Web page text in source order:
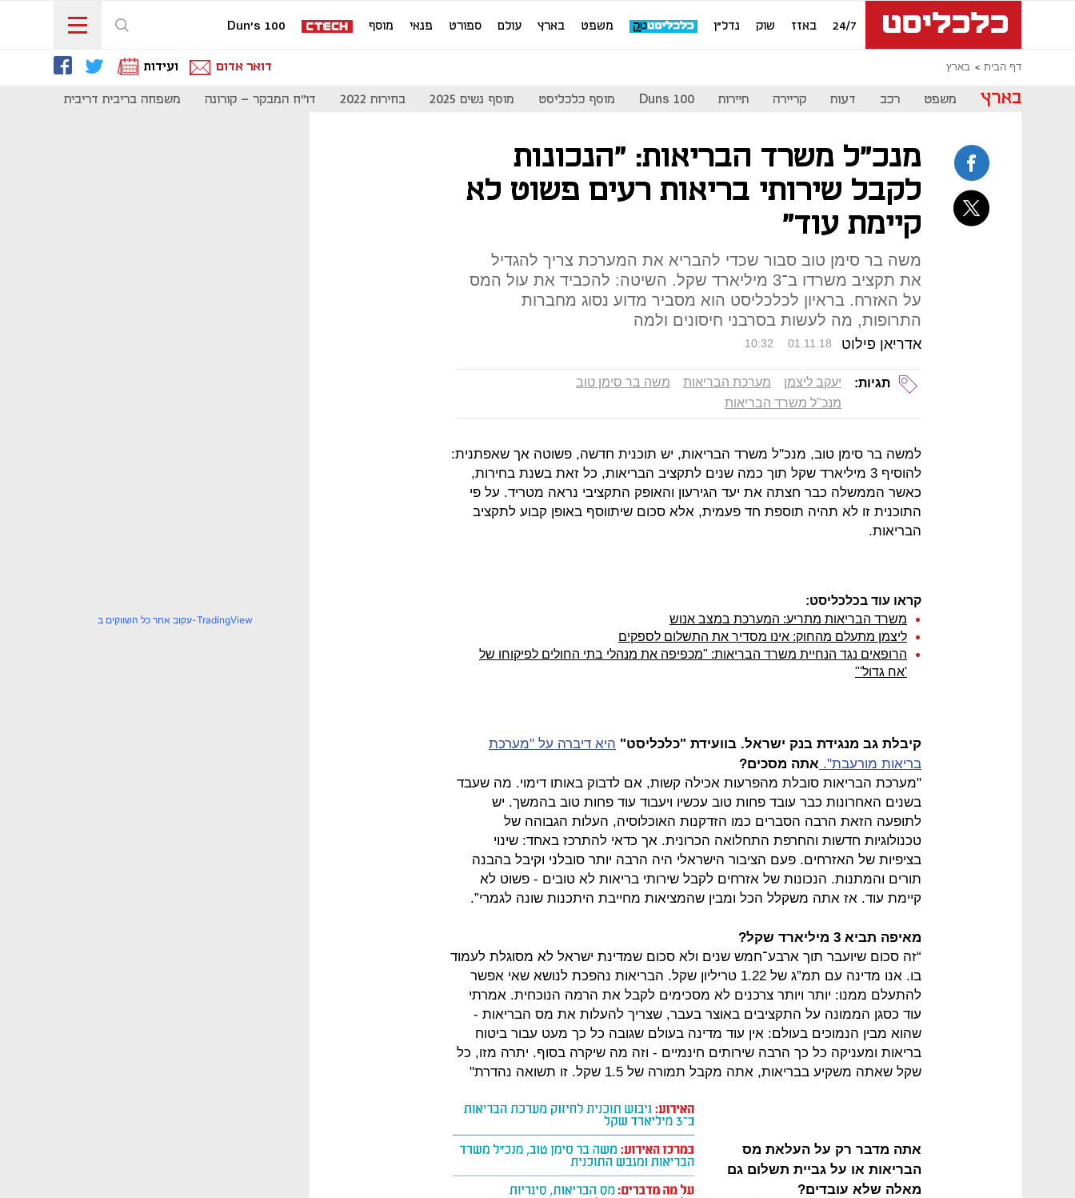
24/7 באזז שוק נדל"ן משפט בארץ עולם ספורט פנאי מוסף Dun's 100
דף הבית בארץ דואר אדום ועידות
בארץ משפט רכב דעות קריירה תיירות Duns 100 מוסף כלכליסט מוסף נשים 2025 בחירות 2022 דו"ח המבקר - קורונה משפחה בריבית דריבית
מנכ"ל משרד הבריאות: "הנכונות
לקבל שירותי בריאות רעים פשוט לא
קיימת עוד"
משה בר סימן טוב סבור שכדי להבריא את המערכת צריך להגדיל
את תקציב משרדו ב־3 מיליארד שקל. השיטה: להכביד את עול המס
על האזרח. בראיון לכלכליסט הוא מסביר מדוע נסוג מחברות
התרופות, מה לעשות בסרבני חיסונים ולמה
אדריאן פילוט 10:32 01.11.18
תגיות: יעקב ליצמן מערכת הבריאות
משה בר סימן טוב
מנכ"ל משרד הבריאות
למשה בר סימן טוב, מנכ''ל משרד הבריאות, יש תוכנית חדשה, פשוטה אך שאפתנית:
להוסיף 3 מיליארד שקל תוך כמה שנים לתקציב הבריאות, כל זאת בשנת בחירות,
כאשר הממשלה כבר חצתה את יעד הגירעון והאופק התקציבי נראה מטריד. על פי
התוכנית זו לא תהיה תוספת חד פעמית, אלא סכום שיתווסף באופן קבוע לתקציב
הבריאות.
קראו עוד בכלכליסט:
משרד הבריאות מתריע: המערכת במצב אנוש
ליצמן מתעלם מהחוק: אינו מסדיר את התשלום לספקים
הרופאים נגד הנחיית משרד הבריאות: "מכפיפה את מנהלי בתי החולים לפיקוחו של
'אח גדול'"
קיבלת גב מנגידת בנק ישראל. בוועידת "כלכליסט" היא דיברה על "מערכת
בריאות מורעבת". אתה מסכים?
"מערכת הבריאות סובלת מהפרעות אכילה קשות, אם לדבוק באותו דימוי. מה שעבד
בשנים האחרונות כבר עובד פחות טוב עכשיו ויעבוד עוד פחות טוב בהמשך. יש
לתופעה הזאת הרבה הסברים כמו הזדקנות האוכלוסיה, העלות הגבוהה של
טכנולוגיות חדשות והחרפת התחלואה הכרונית. אך כדאי להתרכז באחד: שינוי
בציפיות של האזרחים. פעם הציבור הישראלי היה הרבה יותר סובלני וקיבל בהבנה
תורים והמתנות. הנכונות של אזרחים לקבל שירותי בריאות לא טובים - פשוט לא
קיימת עוד. אז אתה משקלל הכל ומבין שהמציאות מחייבת היתכנות שונה לגמרי”.
מאיפה תביא 3 מיליארד שקל?
“זה סכום שיועבר תוך ארבע־חמש שנים ולא סכום שמדינת ישראל לא מסוגלת לעמוד
בו. אנו מדינה עם תמ”ג של 1.22 טריליון שקל. הבריאות נהפכת לנושא שאי אפשר
להתעלם ממנו: יותר ויותר צרכנים לא מסכימים לקבל את הרמה הנוכחית. אמרתי
עוד כסגן הממונה על התקציבים באוצר בעבר, שצריך להעלות את מס הבריאות -
שהוא מבין הנמוכים בעולם: אין עוד מדינה בעולם שגובה כל כך מעט עבור ביטוח
בריאות ומעניקה כל כך הרבה שירותים חינמיים - וזה מה שיקרה בסוף. יתרה מזו, כל
שקל שאתה משקיע בבריאות, אתה מקבל תמורה של 1.5 שקל. זו תשואה נהדרת"
אתה מדבר רק על העלאת מס
הבריאות או על גביית תשלום גם
מאלה שלא עובדים?
עקוב אחר כל השווקים ב-TradingView